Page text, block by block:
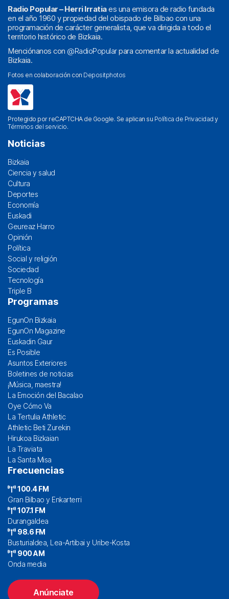
Radio Popular – Herri Irratiaes una emisora de radio fundada
en el año 1960 y propiedad del obispado de Bilbao con una
programación de carácter generalista, que va dirigida a todo el
territorio histórico de Bizkaia.
Menciónanos con @RadioPopularpara comentar la actualidad de
Bizkaia.
Fotos en colaboración con Depositphotos
Protegido por reCAPTCHA de Google. Se aplican su Política de Privacidad y
Términos del servicio.
Noticias
Bizkaia
Ciencia y salud
Cultura
Deportes
Economía
Euskadi
Geureaz Harro
Opinión
Política
Social y religión
Sociedad
Tecnología
Triple B
Programas
EgunOn Bizkaia
EgunOn Magazine
Euskadin Gaur
Es Posible
Asuntos Exteriores
Boletines de noticias
¡Música, maestra!
La Emoción del Bacalao
Oye Cómo Va
La Tertulia Athletic
Athletic Beti Zurekin
Hirukoa Bizkaian
La Traviata
La Santa Misa
Frecuencias
100.4 FM
Gran Bilbao y Enkarterri
107.1 FM
Durangaldea
98.6 FM
Busturialdea, Lea-Artibai y Uribe-Kosta
900 AM
Onda media
Anúnciate